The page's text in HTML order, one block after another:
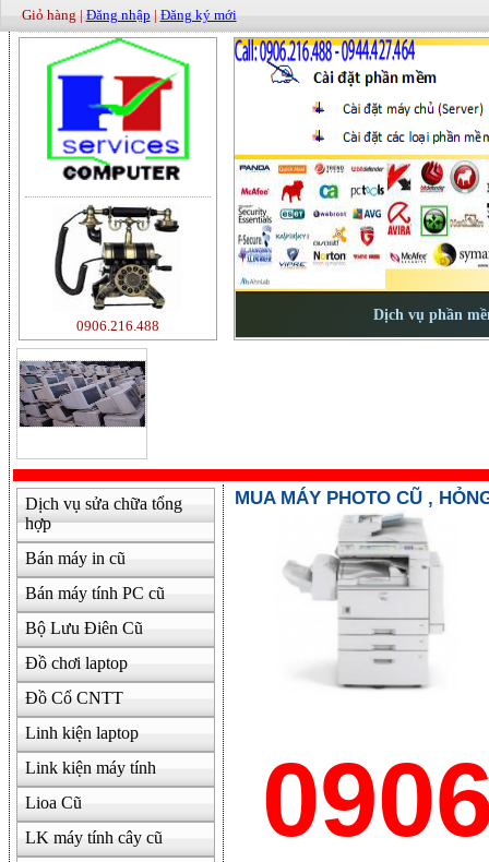
Giỏ hàng | Đăng nhập | Đăng ký mới
0906.216.488
Dịch vụ sửa chữa tổng
hợp
Bán máy in cũ
Bán máy tính PC cũ
Bộ Lưu Điên Cũ
Đồ chơi laptop
Đồ Cổ CNTT
Linh kiện laptop
Link kiện máy tính
Lioa Cũ
LK máy tính cây cũ
MUA MÁY PHOTO CŨ ,